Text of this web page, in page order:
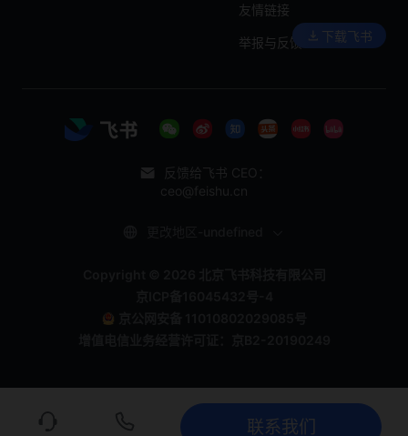
友情链接
举报与反馈 下载飞书
反馈给飞书 CEO：
ceo@feishu.cn
联系我们